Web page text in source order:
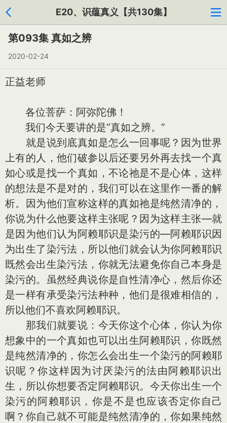
E20、识蕴真义【共130集】
第093集 真如之辨
2020-02-24
正益老师
各位菩萨：阿弥陀佛！
我们今天要讲的是“真如之辨。”
就是说到底真如是怎么一回事呢？因为世界
上有的人，他们破参以后还要另外再去找一个真
如心或是找一个真如，不论祂是不是心体，这样
的想法是不是对的，我们可以在这里作一番的解
析。因为他们宣称这样的真如祂是纯然清净的，
你说为什么他要这样主张呢？因为这样主张—就
是因为他们认为阿赖耶识是染污的—阿赖耶识因
为出生了染污法，所以他们就会认为你阿赖耶识
既然会出生染污法，你就无法避免你自己本身是
染污的。虽然经典说你是自性清净心，然后你还
是一样有承受染污法种种，他们是很难相信的，
所以他们不喜欢阿赖耶识。
那我们就要说：今天你这个心体，你认为你
想象中的一个真如也可以出生阿赖耶识，你既然
是纯然清净的，你怎么会出生一个染污的阿赖耶
识呢？你这样因为讨厌染污的法由阿赖耶识出
生，所以你想要否定阿赖耶识。今天你出生一个
染污的阿赖耶识，你是不是也应该否定你自己
啊？你自己就不可能是纯然清净的，你如果纯然